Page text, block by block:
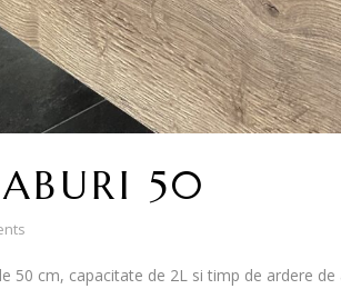
50
50 cm, capacitate de 2L si timp de ardere